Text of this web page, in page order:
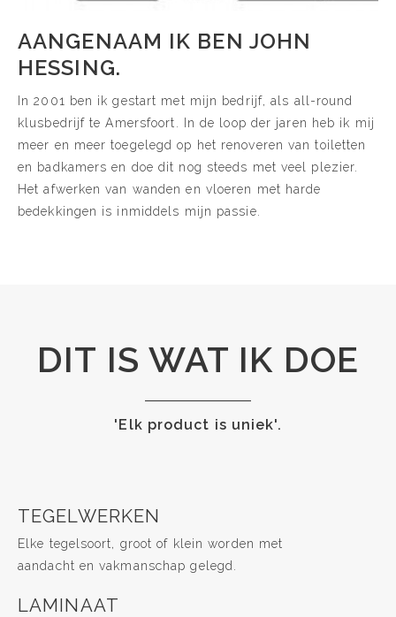
AANGENAAM IK BEN JOHN
HESSING.
In 2001 ben ik gestart met mijn bedrijf, als all-round
klusbedrijf te Amersfoort. In de loop der jaren heb ik mij
meer en meer toegelegd op het renoveren van toiletten
en badkamers en doe dit nog steeds met veel plezier.
Het afwerken van wanden en vloeren met harde
bedekkingen is inmiddels mijn passie.
DIT IS WAT IK DOE
'Elk product is uniek'.
TEGELWERKEN
Elke tegelsoort, groot of klein worden met
aandacht en vakmanschap gelegd.
LAMINAAT